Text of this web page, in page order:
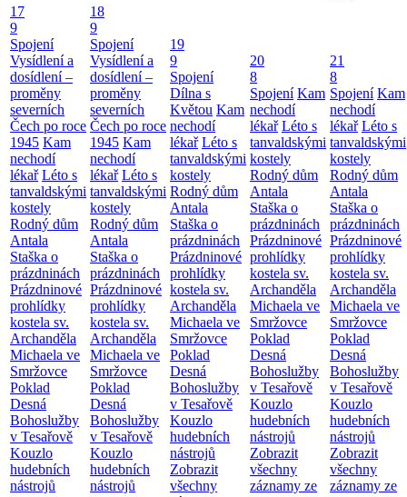
17
9
Spojení
Vysídlení a
dosídlení –
proměny
severních
Čech po roce
1945 Kam
nechodí
lékař Léto s
tanvaldskými
kostely
Rodný dům
Antala
Staška o
prázdninách
Prázdninové
prohlídky
kostela sv.
Archanděla
Michaela ve
Smržovce
Poklad
Desná
Bohoslužby
v Tesařově
Kouzlo
hudebních
nástrojů
18
9
Spojení
Vysídlení a
dosídlení –
proměny
severních
Čech po roce
1945 Kam
nechodí
lékař Léto s
tanvaldskými
kostely
Rodný dům
Antala
Staška o
prázdninách
Prázdninové
prohlídky
kostela sv.
Archanděla
Michaela ve
Smržovce
Poklad
Desná
Bohoslužby
v Tesařově
Kouzlo
hudebních
nástrojů
19
9
Spojení
Dílna s
Květou Kam
nechodí
lékař Léto s
tanvaldskými
kostely
Rodný dům
Antala
Staška o
prázdninách
Prázdninové
prohlídky
kostela sv.
Archanděla
Michaela ve
Smržovce
Poklad
Desná
Bohoslužby
v Tesařově
Kouzlo
hudebních
nástrojů
Zobrazit
všechny
20
8
Spojení Kam
nechodí
lékař Léto s
tanvaldskými
kostely
Rodný dům
Antala
Staška o
prázdninách
Prázdninové
prohlídky
kostela sv.
Archanděla
Michaela ve
Smržovce
Poklad
Desná
Bohoslužby
v Tesařově
Kouzlo
hudebních
nástrojů
Zobrazit
všechny
záznamy ze
21
8
Spojení Kam
nechodí
lékař Léto s
tanvaldskými
kostely
Rodný dům
Antala
Staška o
prázdninách
Prázdninové
prohlídky
kostela sv.
Archanděla
Michaela ve
Smržovce
Poklad
Desná
Bohoslužby
v Tesařově
Kouzlo
hudebních
nástrojů
Zobrazit
všechny
záznamy ze